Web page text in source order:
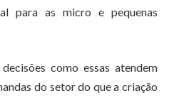
para as micro e pequenas
como essas atendem
do setor do que a criação